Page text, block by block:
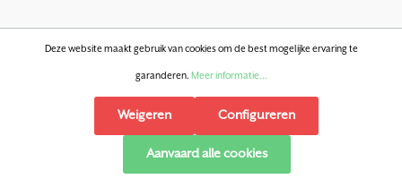
Deze website maakt gebruik van cookies om de best mogelijke ervaring te
garanderen. Meer informatie...
Weigeren Configureren
Aanvaard alle cookies